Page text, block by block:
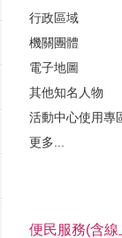
行政區域
機關團體
電子地圖
其他知名人物
活動中心使用專
更多...
便民服務(含線